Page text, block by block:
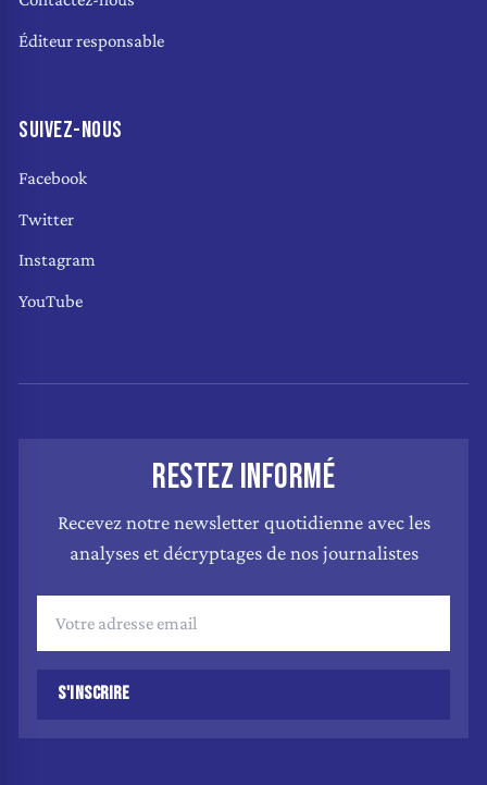
Éditeur responsable
SUIVEZ-NOUS
Facebook
Twitter
Instagram
YouTube
RESTEZ INFORMÉ
Recevez notre newsletter quotidienne avec les
analyses et décryptages de nos journalistes
S'INSCRIRE